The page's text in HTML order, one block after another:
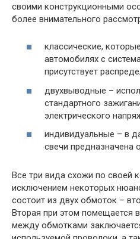
своими конструкционными
более внимательного
классические,
автомобилях с
присутствует
двухвыводные –
стандартного
электрического
индивидуальные – в
свечи предназначена
Все три вида схожи по своей
исключением некоторых
состоит из двух обмоток –
Вторая при этом помещается
между обмотками